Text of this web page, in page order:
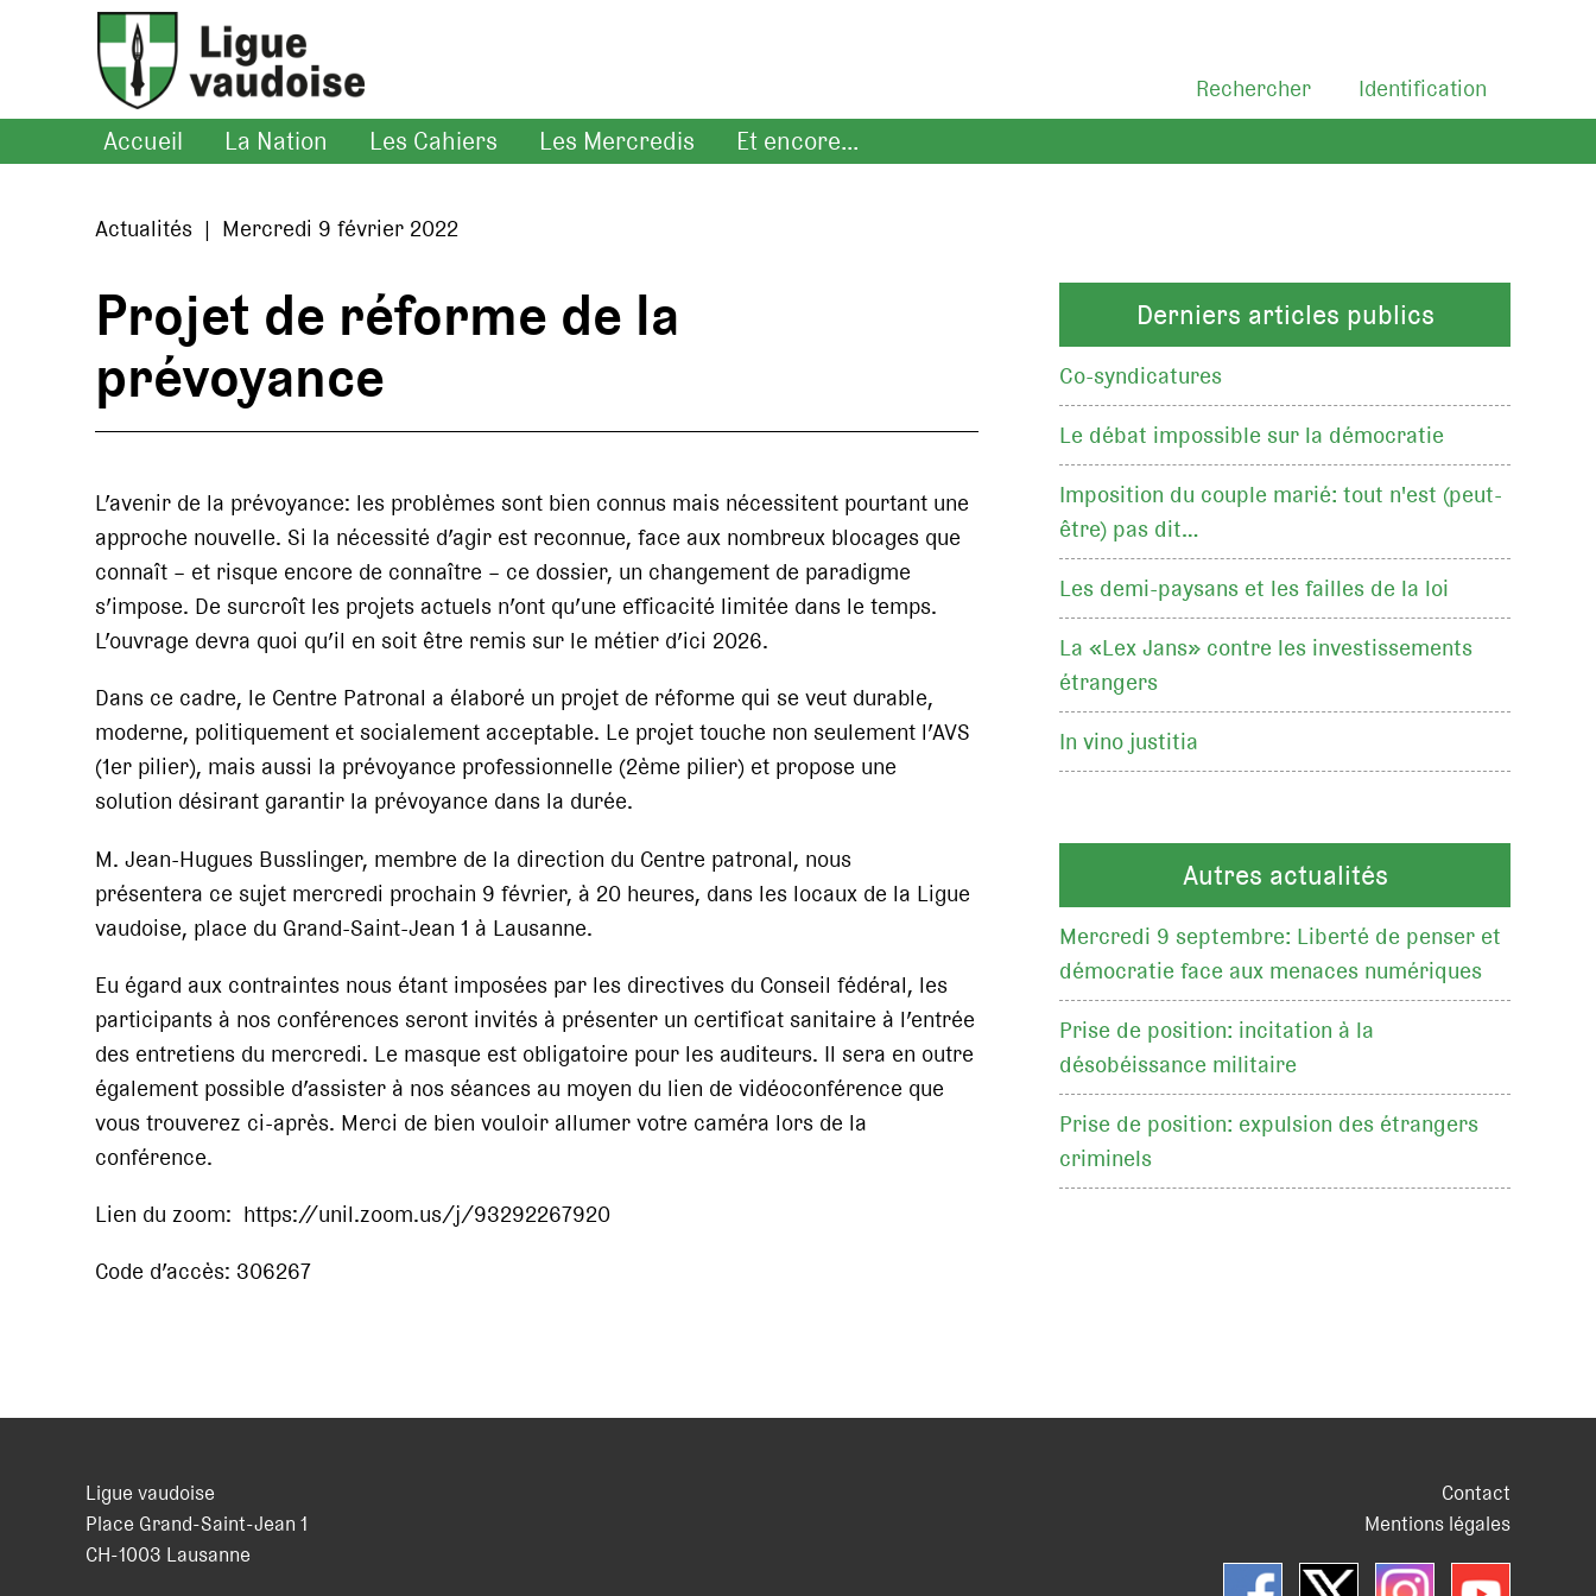
Identification
Rechercher
Accueil La Nation Les Cahiers Les Mercredis Et encore...
Actualités | Mercredi 9 février 2022
Projet de réforme de la
prévoyance
L’avenir de la prévoyance: les problèmes sont bien connus mais nécessitent pourtant une
approche nouvelle. Si la nécessité d’agir est reconnue, face aux nombreux blocages que
connaît – et risque encore de connaître – ce dossier, un changement de paradigme
s’impose. De surcroît les projets actuels n’ont qu’une efficacité limitée dans le temps.
L’ouvrage devra quoi qu’il en soit être remis sur le métier d’ici 2026.
Dans ce cadre, le Centre Patronal a élaboré un projet de réforme qui se veut durable,
moderne, politiquement et socialement acceptable. Le projet touche non seulement l’AVS
(1er pilier), mais aussi la prévoyance professionnelle (2ème pilier) et propose une
solution désirant garantir la prévoyance dans la durée.
M. Jean-Hugues Busslinger, membre de la direction du Centre patronal, nous
présentera ce sujet mercredi prochain 9 février, à 20 heures, dans les locaux de la Ligue
vaudoise, place du Grand-Saint-Jean 1 à Lausanne.
Eu égard aux contraintes nous étant imposées par les directives du Conseil fédéral, les
participants à nos conférences seront invités à présenter un certificat sanitaire à l’entrée
des entretiens du mercredi. Le masque est obligatoire pour les auditeurs. Il sera en outre
également possible d’assister à nos séances au moyen du lien de vidéoconférence que
vous trouverez ci-après. Merci de bien vouloir allumer votre caméra lors de la
conférence.
Lien du zoom: https://unil.zoom.us/j/93292267920
Code d’accès: 306267
Derniers articles publics
Co-syndicatures
Le débat impossible sur la démocratie
Imposition du couple marié: tout n'est (peut-
être) pas dit…
Les demi-paysans et les failles de la loi
La «Lex Jans» contre les investissements
étrangers
In vino justitia
Autres actualités
Mercredi 9 septembre: Liberté de penser et
démocratie face aux menaces numériques
Prise de position: incitation à la
désobéissance militaire
Prise de position: expulsion des étrangers
criminels
Contact
Mentions légales
Ligue vaudoise
Place Grand-Saint-Jean 1
CH-1003 Lausanne